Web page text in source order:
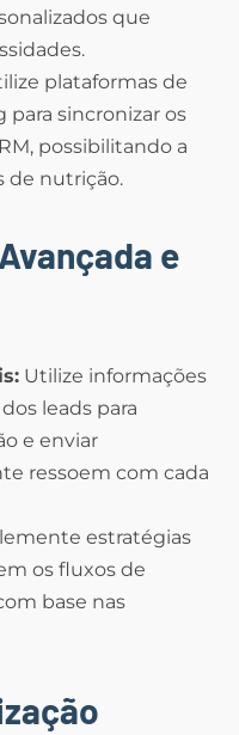
que
plataformas de
sincronizar os
possibilitando a
de nutrição.
e
Utilize informações
leads para
e enviar
ressoem com cada
estratégias
os fluxos de
base nas